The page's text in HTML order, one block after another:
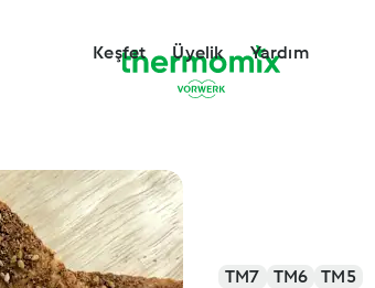
Keşfet Üyelik Yardım
TM7 TM6 TM5